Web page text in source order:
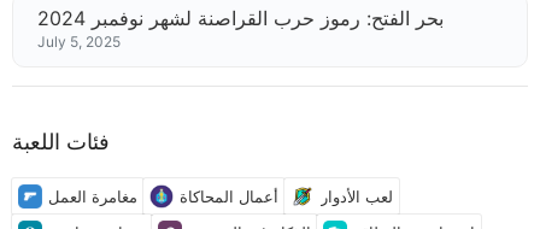
بحر الفتح: رموز حرب القراصنة لشهر نوفمبر 2024
July 5, 2025
فئات اللعبة
مغامرة العمل أعمال المحاكاة
لعب الأدوار